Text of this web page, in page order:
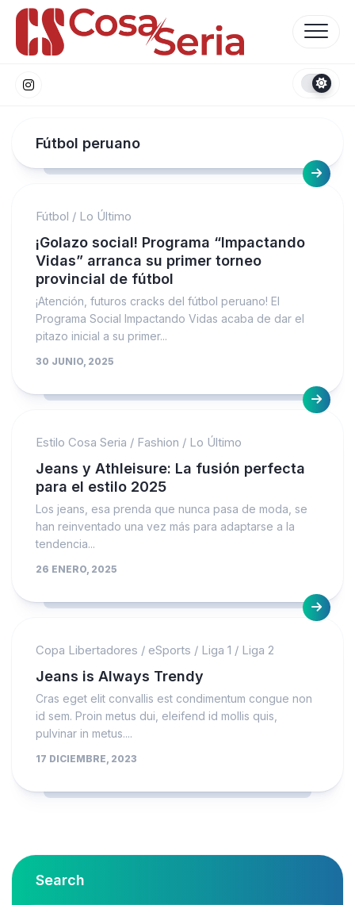
Skip
content
Fútbol peruano
Fútbol / Lo Último
¡Golazo social! Programa “Impactando
Vidas” arranca su primer torneo
provincial de fútbol
¡Atención, futuros cracks del fútbol peruano! El
Programa Social Impactando Vidas acaba de dar el
pitazo inicial a su primer...
30 JUNIO, 2025
Estilo Cosa Seria / Fashion / Lo Último
Jeans y Athleisure: La fusión perfecta
para el estilo 2025
Los jeans, esa prenda que nunca pasa de moda, se
han reinventado una vez más para adaptarse a la
tendencia...
26 ENERO, 2025
Copa Libertadores / eSports / Liga 1 / Liga 2
Jeans is Always Trendy
Cras eget elit convallis est condimentum congue non
id sem. Proin metus dui, eleifend id mollis quis,
pulvinar in metus....
17 DICIEMBRE, 2023
Search